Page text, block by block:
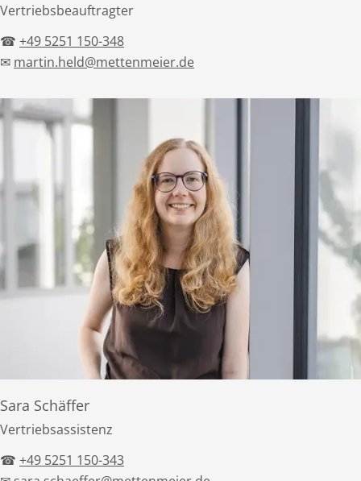
Vertriebsbeauftragter
☎ +49 5251 150-348
✉ martin.held@mettenmeier.de
Sara Schäffer
Vertriebsassistenz
☎ +49 5251 150-343